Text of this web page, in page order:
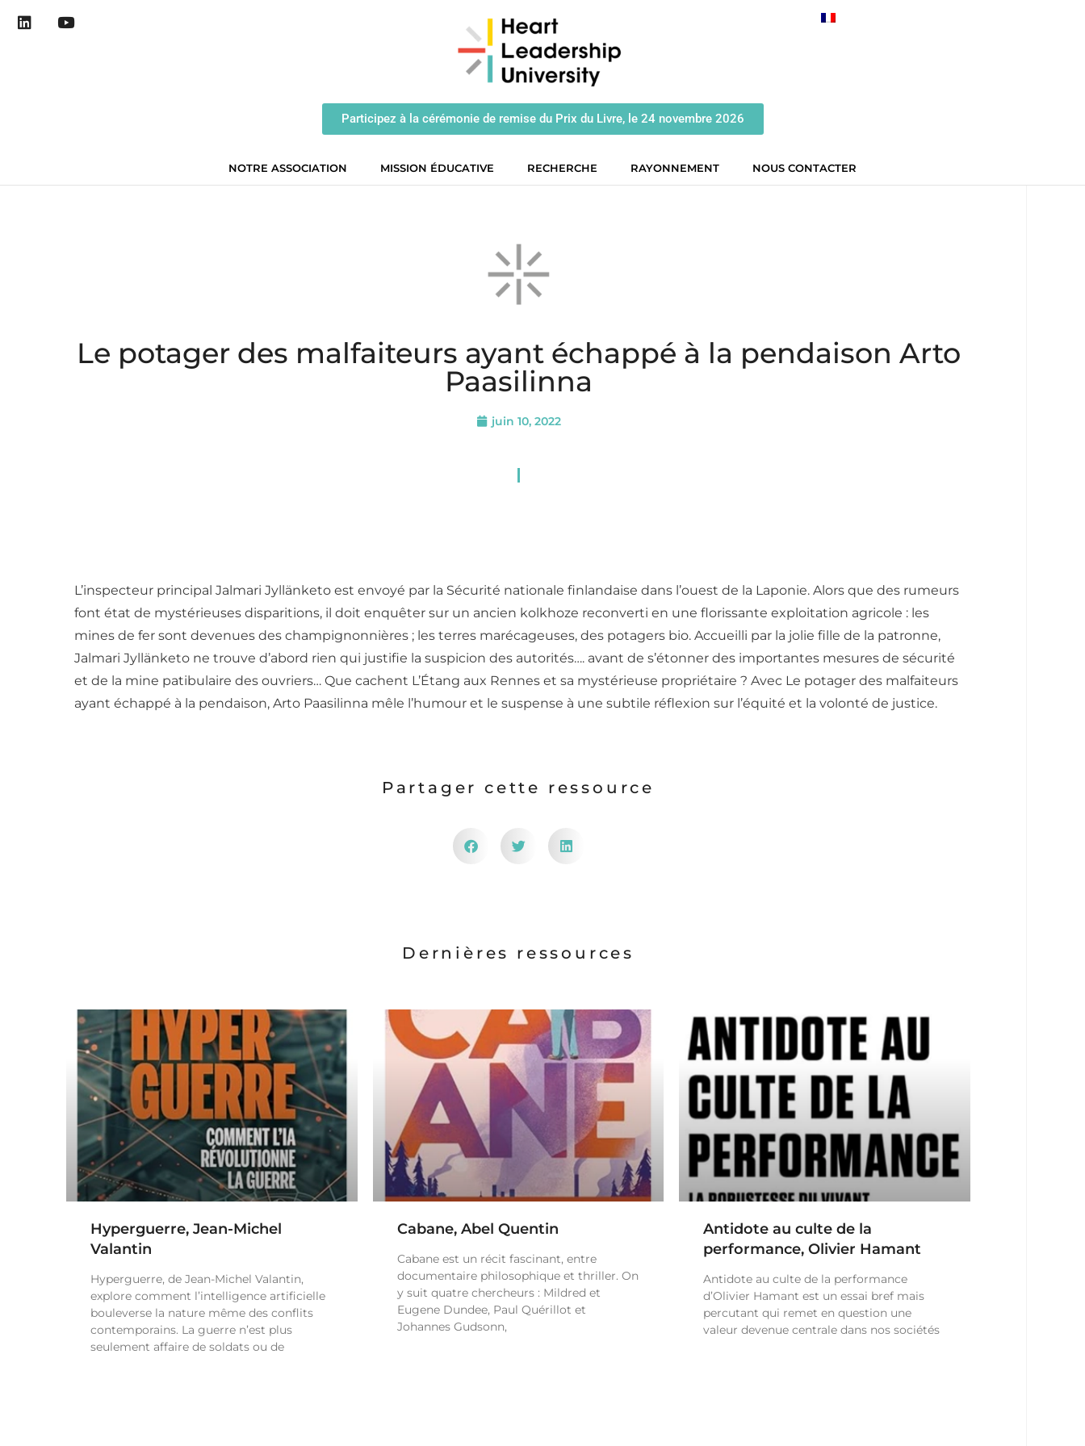
Participez à la cérémonie de remise du Prix du Livre, le 24 novembre 2026
NOTRE ASSOCIATION MISSION ÉDUCATIVE RECHERCHE RAYONNEMENT NOUS CONTACTER
Le potager des malfaiteurs ayant échappé à la pendaison Arto
Paasilinna
juin 10, 2022
L’inspecteur principal Jalmari Jyllänketo est envoyé par la Sécurité nationale finlandaise dans l’ouest de la Laponie. Alors que des rumeurs
font état de mystérieuses disparitions, il doit enquêter sur un ancien kolkhoze reconverti en une florissante exploitation agricole : les
mines de fer sont devenues des champignonnières ; les terres marécageuses, des potagers bio. Accueilli par la jolie fille de la patronne,
Jalmari Jyllänketo ne trouve d’abord rien qui justifie la suspicion des autorités…. avant de s’étonner des importantes mesures de sécurité
et de la mine patibulaire des ouvriers… Que cachent L’Étang aux Rennes et sa mystérieuse propriétaire ? Avec Le potager des malfaiteurs
ayant échappé à la pendaison, Arto Paasilinna mêle l’humour et le suspense à une subtile réflexion sur l’équité et la volonté de justice.
Partager cette ressource
Dernières ressources
Hyperguerre, Jean-Michel
Valantin
Hyperguerre, de Jean-Michel Valantin,
explore comment l’intelligence artificielle
bouleverse la nature même des conflits
contemporains. La guerre n’est plus
seulement affaire de soldats ou de
Cabane, Abel Quentin
Cabane est un récit fascinant, entre
documentaire philosophique et thriller. On
y suit quatre chercheurs : Mildred et
Eugene Dundee, Paul Quérillot et
Johannes Gudsonn,
Antidote au culte de la
performance, Olivier Hamant
Antidote au culte de la performance
d’Olivier Hamant est un essai bref mais
percutant qui remet en question une
valeur devenue centrale dans nos sociétés